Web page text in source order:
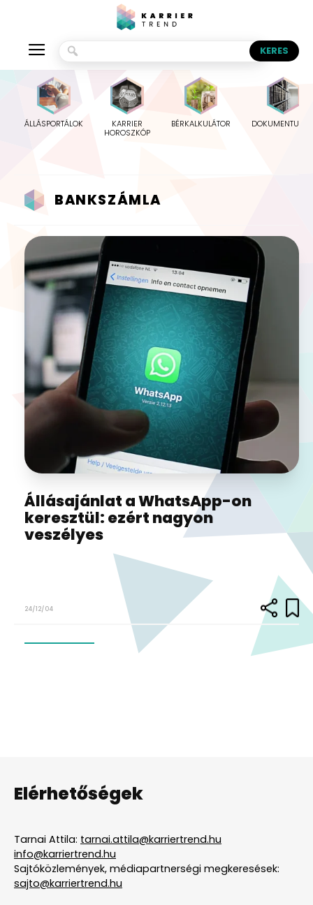
ÁLLÁSPORTÁLOK
KARRIER
HOROSZKÓP
BÉRKALKULÁTOR
BANKSZÁMLA
Állásajánlat a WhatsApp-on
keresztül: ezért nagyon
veszélyes
24/12/04
Elérhetőségek
Tarnai Attila: tarnai.attila@karriertrend.hu
info@karriertrend.hu
Sajtóközlemények, médiapartnerségi megkeresések:
sajto@karriertrend.hu